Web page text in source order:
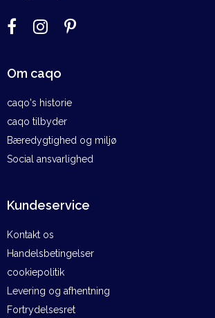
Om caqo
caqo's historie
caqo tilbyder
Bæredygtighed og miljø
Social ansvarlighed
Kundeservice
Kontakt os
Handelsbetingelser
cookiepolitik
Levering og afhentning
Fortrydelsesret